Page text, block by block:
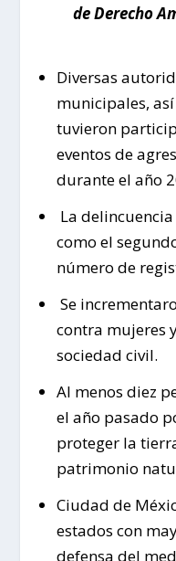
de Derecho
Diversas
municipales,
tuvieron
eventos de
durante el año
La
como el
número de
Se
contra mujeres
sociedad civil.
Al menos diez
el año pasado
proteger la
patrimonio
Ciudad de
estados con
defensa del